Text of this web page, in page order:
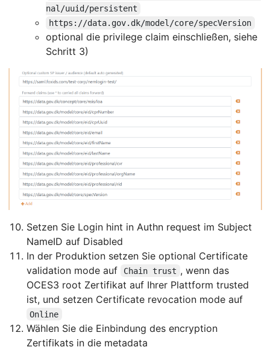
nal/uuid/persistent
https://data.gov.dk/model/core/specVersion
optional die privilege claim einschließen, siehe
Schritt 3)
Setzen Sie Login hint in Authn request im Subject
NameID auf Disabled
In der Produktion setzen Sie optional Certificate
validation mode auf
Chain trust , wenn das
OCES3 root Zertifikat auf Ihrer Plattform trusted
ist, und setzen Certificate revocation mode auf
Online
Wählen Sie die Einbindung des encryption
Zertifikats in die metadata